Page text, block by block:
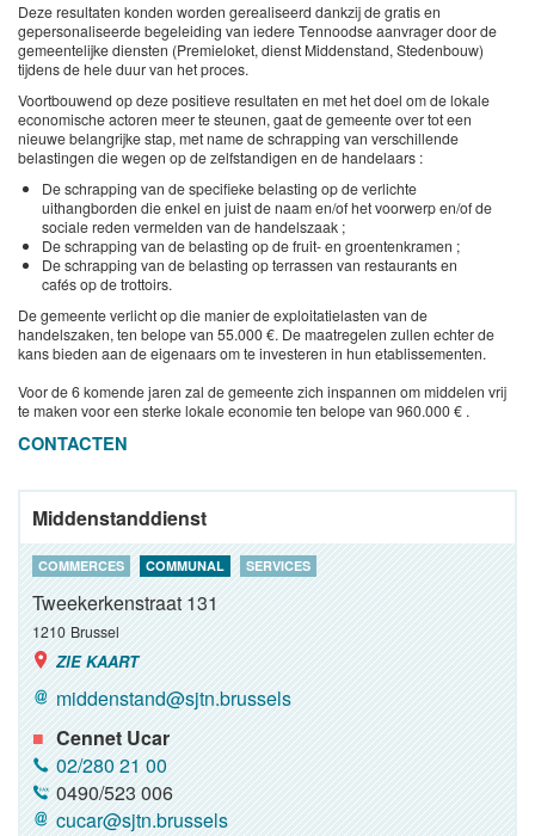
Deze resultaten konden worden gerealiseerd dankzij de gratis en
gepersonaliseerde begeleiding van iedere Tennoodse aanvrager door de
gemeentelijke diensten (Premieloket, dienst Middenstand, Stedenbouw)
tijdens de hele duur van het proces.
Voortbouwend op deze positieve resultaten en met het doel om de lokale
economische actoren meer te steunen, gaat de gemeente over tot een
nieuwe belangrijke stap, met name de schrapping van verschillende
belastingen die wegen op de zelfstandigen en de handelaars :
De schrapping van de specifieke belasting op de verlichte
uithangborden die enkel en juist de naam en/of het voorwerp en/of de
sociale reden vermelden van de handelszaak ;
De schrapping van de belasting op de fruit- en groentenkramen ;
De schrapping van de belasting op terrassen van restaurants en
cafés op de trottoirs.
De gemeente verlicht op die manier de exploitatielasten van de
handelszaken, ten belope van 55.000 €. De maatregelen zullen echter de
kans bieden aan de eigenaars om te investeren in hun etablissementen.
Voor de 6 komende jaren zal de gemeente zich inspannen om middelen vrij
te maken voor een sterke lokale economie ten belope van 960.000 € .
CONTACTEN
Middenstanddienst
COMMERCES COMMUNAL SERVICES
Tweekerkenstraat 131
1210 Brussel
ZIE KAART
middenstand@sjtn.brussels
Cennet Ucar
02/280 21 00
0490/523 006
cucar@sjtn.brussels